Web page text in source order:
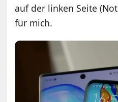
auf der linken Seite
für mich.